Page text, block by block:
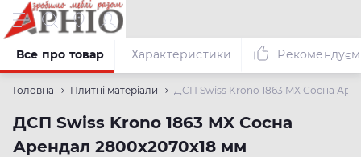
Головна Плитні матеріали ДСП Swiss Krono 1863 MX Сосна
ДСП Swiss Krono 1863 MX Сосна
Арендал 2800х2070х18 мм
Все про товар Характеристики